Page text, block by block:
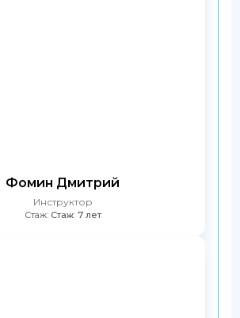
Фомин Дмитрий
Инструктор
Стаж: Стаж: 7 лет